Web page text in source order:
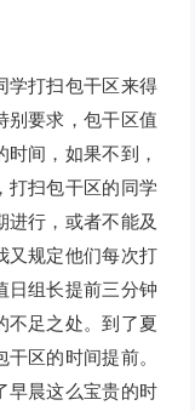
学打扫包干区来得
别要求，包干区值
间，如果不到，
打扫包干区的同学
进行，或者不能及
又规定他们每次打
日组长提前三分钟
不足之处。到了夏
区的时间提前。
早晨这么宝贵的时